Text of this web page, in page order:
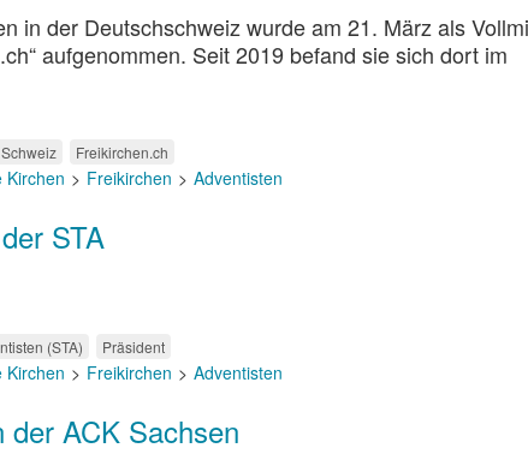
in der Deutschschweiz wurde am 21. März als
aufgenommen. Seit 2019 befand sie sich dort im
Schweiz Freikirchen.ch
Kirchen Freikirchen Adventisten
STA
(STA) Präsident
Kirchen Freikirchen Adventisten
ACK Sachsen